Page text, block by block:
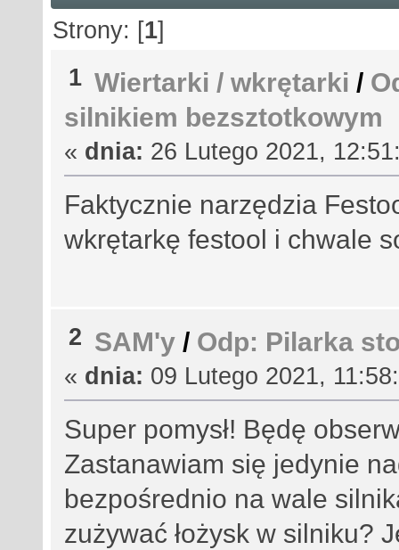
Strony: [1]
1 Wiertarki / wkrętarki /
silnikiem bezsztotkowym
« dnia: 26 Lutego 2021,
Faktycznie narzędzia
wkrętarkę festool i chwale
2 SAM'y / Odp: Pilarka
« dnia: 09 Lutego 2021,
Super pomysł! Będę
Zastanawiam się jedynie
bezpośrednio na wale
zużywać łożysk w silniku?